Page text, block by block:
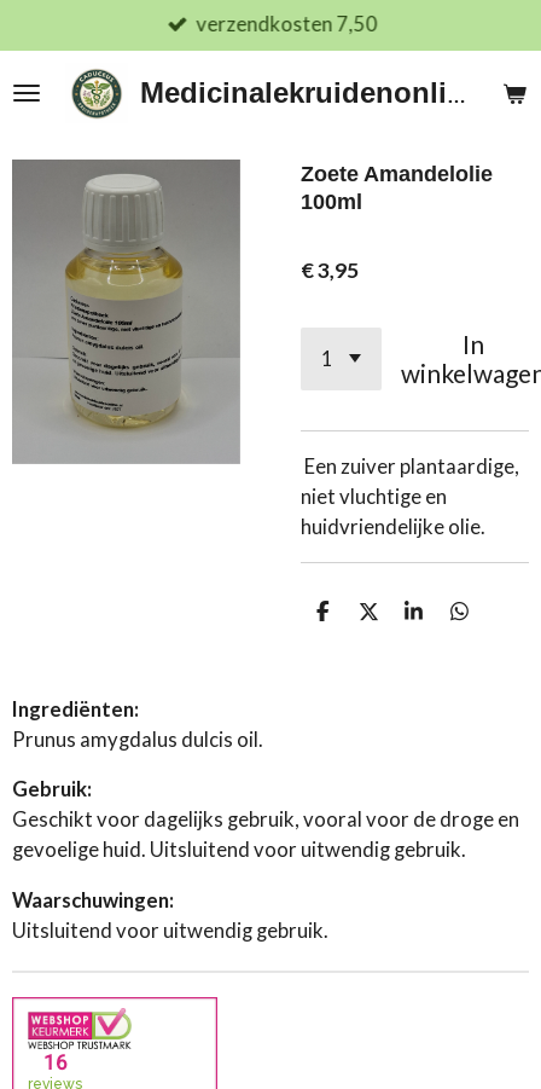
direct
naar
Medicinalekruidenonline.nl
verzendkosten 7,50
Zoete Amandelolie
100ml
€ 3,95
In
Een zuiver plantaardige,
niet vluchtige en
huidvriendelijke olie.
D
D
S
D
Ingrediënten:
Prunus amygdalus dulcis oil.
Gebruik:
Geschikt voor dagelijks gebruik, vooral voor de droge en
gevoelige huid. Uitsluitend voor uitwendig gebruik.
Waarschuwingen:
Uitsluitend voor uitwendig gebruik.